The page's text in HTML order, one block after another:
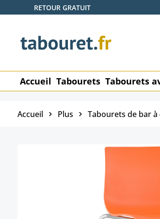
au contenu principal
Passer à la recherche
Passer à la navigation principale
RETOUR GRATUIT
Accueil Tabourets Tabourets
Accueil Plus Tabourets de bar à